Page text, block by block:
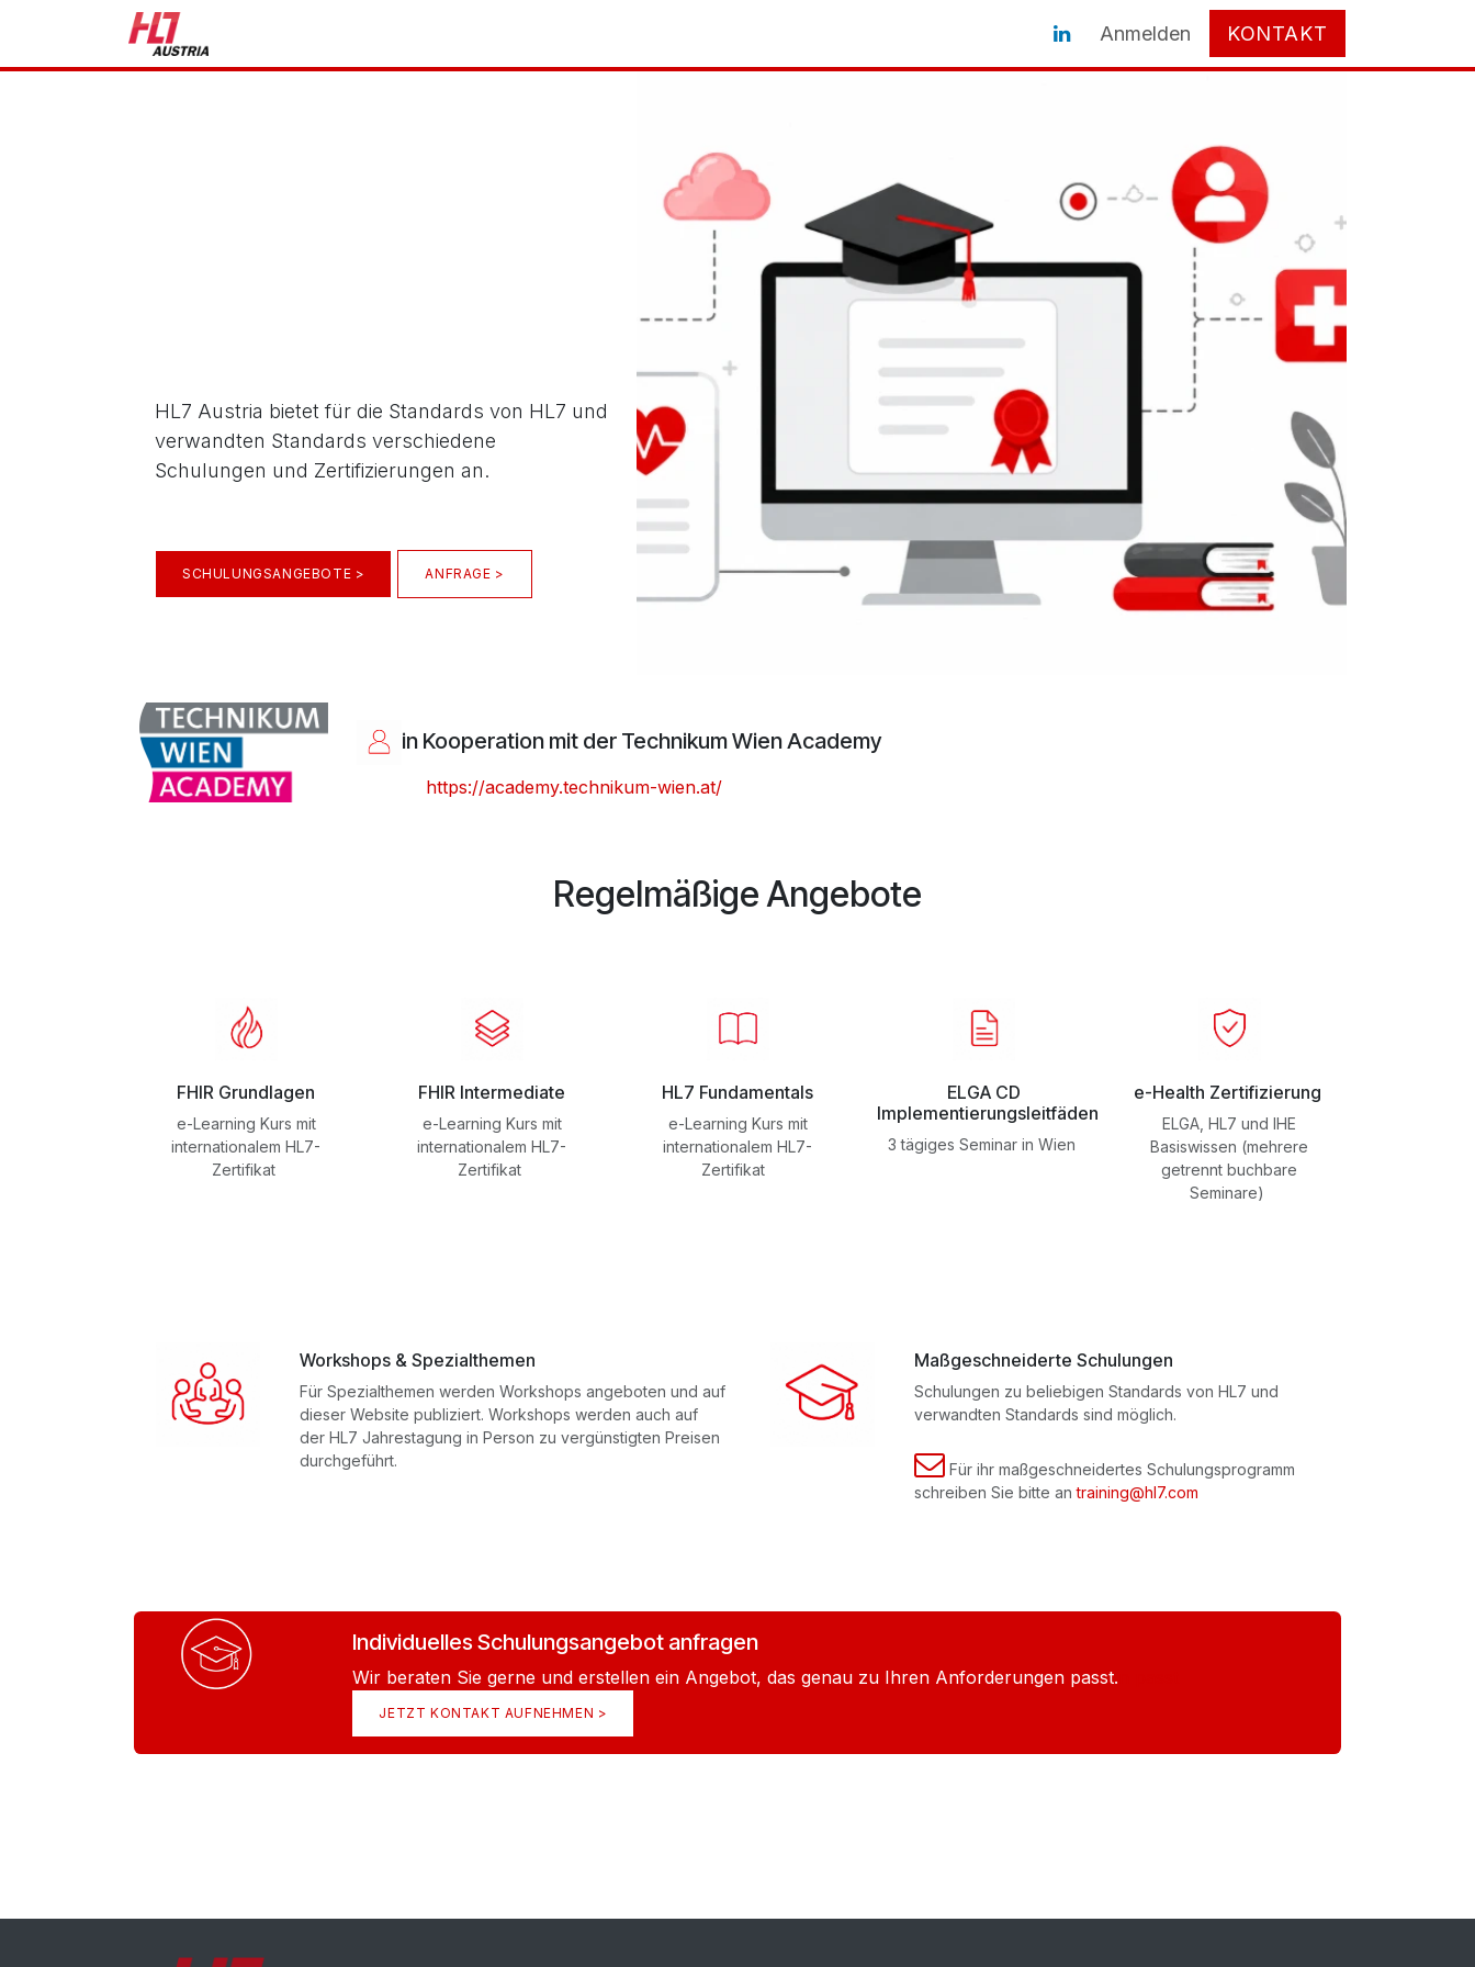
Zum Inhalt springen
Anmelden KONTAKT
HL7 Austria bietet für die Standards von HL7 und
verwandten Standards verschiedene
Schulungen und Zertifizierungen an.
SCHULUNGSANGEBOTE > ANFRAGE >
in Kooperation mit der Technikum Wien Academy
https://academy.technikum-wien.at/
Regelmäßige Angebote
FHIR Grundlagen
e-Learning Kurs mit
internationalem HL7-
Zertifikat
FHIR Intermediate
e-Learning Kurs mit
internationalem HL7-
Zertifikat
HL7 Fundamentals
e-Learning Kurs mit
internationalem HL7-
Zertifikat
ELGA CD
Implementierungsleitfäden
3 tägiges Seminar in Wien
e-Health Zertifizierung
ELGA, HL7 und IHE
Basiswissen (mehrere
getrennt buchbare
Seminare)
Workshops & Spezialthemen
Für Spezialthemen werden Workshops angeboten und auf
dieser Website publiziert. Workshops werden auch auf
der HL7 Jahrestagung in Person zu vergünstigten Preisen
durchgeführt.
Maßgeschneiderte Schulungen
Schulungen zu beliebigen Standards von HL7 und
verwandten Standards sind möglich.
Für ihr maßgeschneidertes Schulungsprogramm
schreiben Sie bitte antraining@hl7.com
Individuelles Schulungsangebot anfragen
Wir beraten Sie gerne und erstellen ein Angebot, das genau zu Ihren Anforderungen passt.
JETZT KONTAKT AUFNEHMEN >